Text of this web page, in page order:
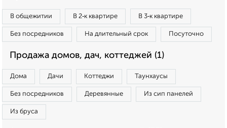
В общежитии В 2‑к квартире В 3‑к квартире
Без посредников На длительный срок Посуточно
Продажа домов, дач, коттеджей (1)
Дома Дачи Коттеджи Таунхаусы
Без посредников Деревянные Из сип панелей
Из бруса